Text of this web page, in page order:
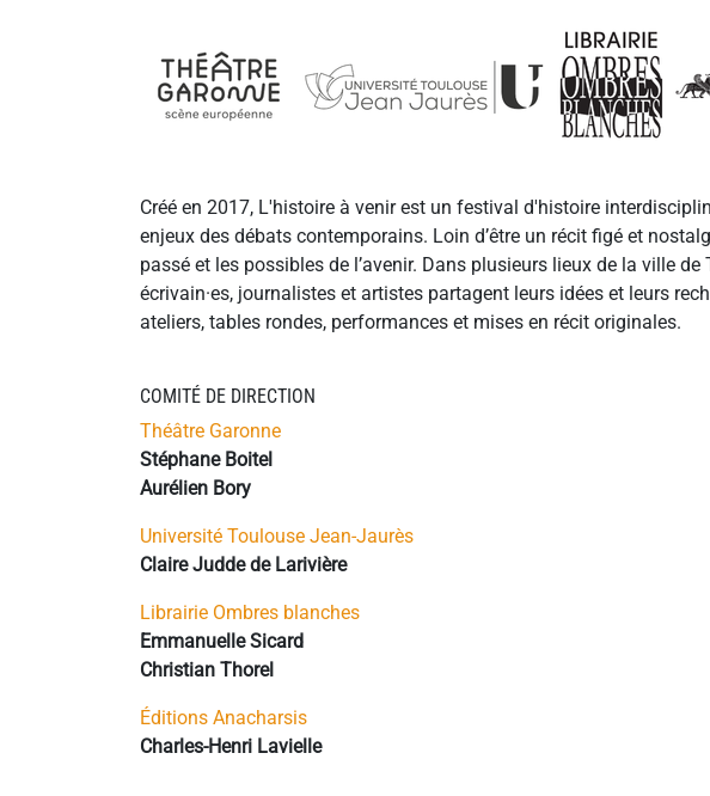
Créé en 2017, L'histoire à venir est un festival d'histoire
enjeux des débats contemporains. Loin d’être un récit figé et
passé et les possibles de l’avenir. Dans plusieurs lieux de la ville
écrivain·es, journalistes et artistes partagent leurs idées et leurs
ateliers, tables rondes, performances et mises en récit originales.
COMITÉ DE DIRECTION
Théâtre Garonne
Stéphane Boitel
Aurélien Bory
Université Toulouse Jean-Jaurès
Claire Judde de Larivière
Librairie Ombres blanches
Emmanuelle Sicard
Christian Thorel
Éditions Anacharsis
Charles-Henri Lavielle